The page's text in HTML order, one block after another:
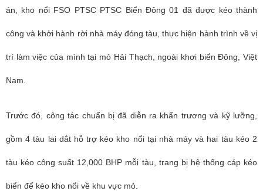
án, kho nổi FSO PTSC PTSC Biển Đông 01 đã được kéo thành
công và khởi hành rời nhà máy đóng tàu, thực hiện hành trình về vị
trí làm việc của mình tại mỏ Hải Thạch, ngoài khơi biển Đông, Việt
Nam.
Trước đó, công tác chuẩn bị đã diễn ra khẩn trương và kỹ lưỡng,
gồm 4 tàu lai dắt hỗ trợ kéo kho nổi tại nhà máy và hai tàu kéo 2
tàu kéo công suất 12,000 BHP mỗi tàu, trang bị hệ thống cáp kéo
biển để kéo kho nổi về khu vực mỏ.